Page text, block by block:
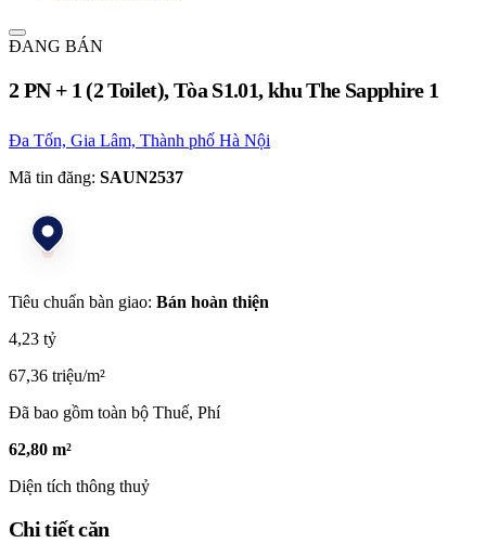
ĐANG BÁN
2 PN + 1 (2 Toilet), Tòa S1.01, khu The Sapphire 1
Đa Tốn, Gia Lâm, Thành phố Hà Nội
Mã tin đăng: SAUN2537
Tiêu chuẩn bàn giao: Bán hoàn thiện
4,23 tỷ
67,36 triệu/m²
Đã bao gồm toàn bộ Thuế, Phí
62,80 m²
Diện tích thông thuỷ
Chi tiết căn